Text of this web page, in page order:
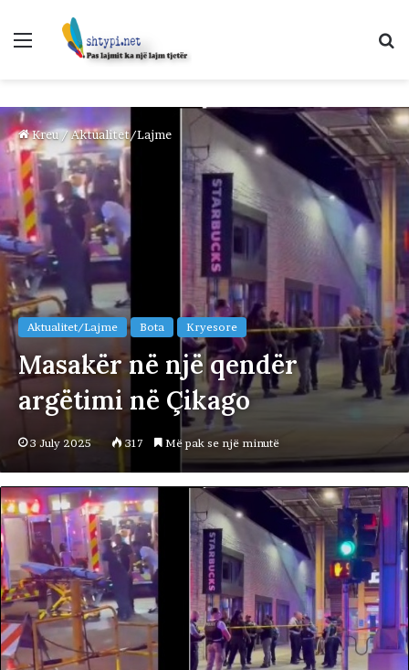
Menu
Kreu /Aktualitet/Lajme
Aktualitet/Lajme Bota Kryesore
Masakër në një qendër
argëtimi në Çikago
3 July 2025 317 Më pak se një minutë